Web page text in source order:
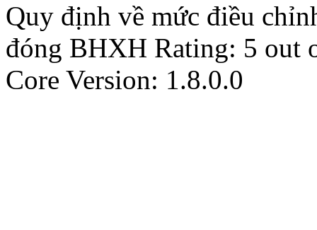
Quy định về mức điều
đóng BHXH Rating: 5 out
Core Version: 1.8.0.0